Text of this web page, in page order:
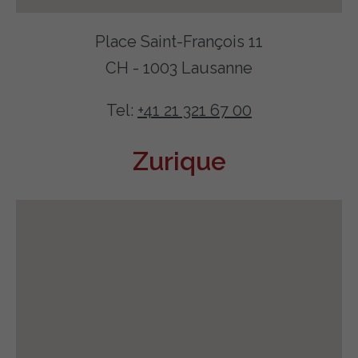
Place Saint-François 11
CH - 1003 Lausanne
Tel: +41 21 321 67 00
Zurique